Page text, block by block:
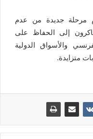
مرحلة جديدة من عدم
إلى الحفاظ على
والأسواق الدولية
متزايدة.